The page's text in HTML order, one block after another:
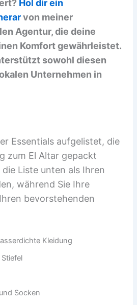
Hol dir ein
von meiner
Agentur, die deine
Komfort gewährleistet.
sowohl diesen
Unternehmen in
Essentials aufgelistet, die
zum El Altar gepackt
Liste unten als Ihren
während Sie Ihre
bevorstehenden
Kleidung
Socken